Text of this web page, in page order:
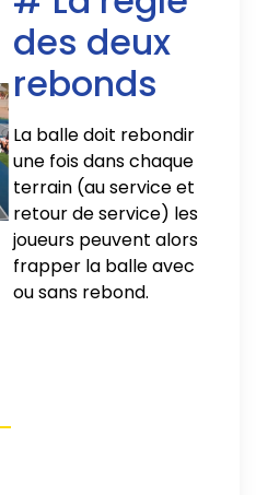
des deux
rebonds
La balle doit rebondir
une fois dans chaque
terrain (au service et
retour de service) les
joueurs peuvent alors
frapper la balle avec
ou sans rebond.